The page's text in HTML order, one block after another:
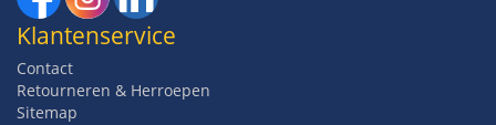
Klantenservice
Contact
Retourneren & Herroepen
Sitemap